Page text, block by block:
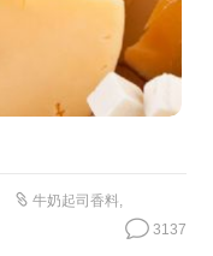
牛奶起司香料,
3137